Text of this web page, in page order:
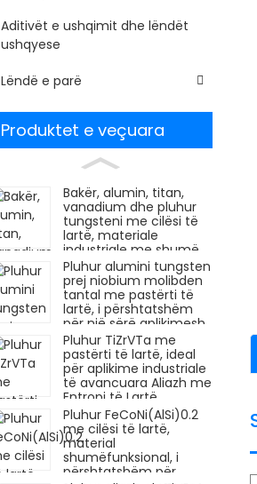
Aditivët e ushqimit dhe lëndët
ushqyese
Lëndë e parë
Produktet e veçuara
Bakër, alumin, titan,
vanadium dhe pluhur
tungsteni me cilësi të
lartë, materiale
industriale me shumë
qëllime, temperaturë të
lartë dhe rezistencë
ndaj korrozionit, ju
ndihmojnë të krijoni
produkte me cilësi të
lartë!
Pluhur alumini tungsten
prej niobium molibden
tantal me pastërti të
lartë, i përshtatshëm
për një sërë aplikimesh
industriale, cilësi të
besueshme, blini dhe
shijoni zbritje! Aliazh me
Entropi të Lartë
Pluhur TiZrVTa me
pastërti të lartë, ideal
për aplikime industriale
të avancuara Aliazh me
Entropi të Lartë
Pluhur FeCoNi(AlSi)0.2
me cilësi të lartë,
material
shumëfunksional, i
përshtatshëm për